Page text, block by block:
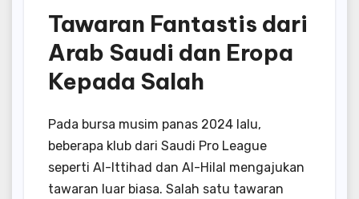
Tawaran Fantastis dari
Arab Saudi dan Eropa
Kepada Salah
Pada bursa musim panas 2024 lalu,
beberapa klub dari Saudi Pro League
seperti Al-Ittihad dan Al-Hilal mengajukan
tawaran luar biasa. Salah satu tawaran